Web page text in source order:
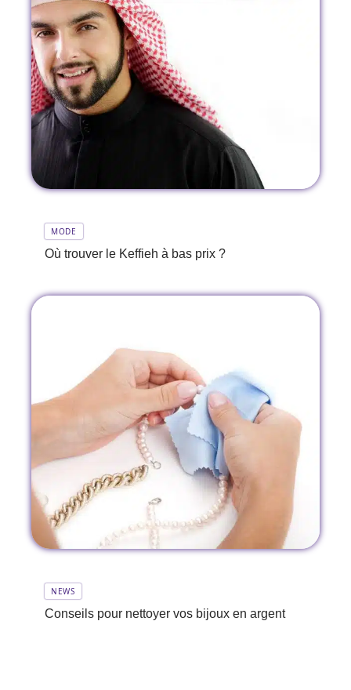
MODE
Où trouver le Keffieh à bas prix ?
NEWS
Conseils pour nettoyer vos bijoux en argent